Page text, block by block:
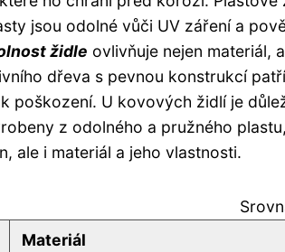
jsou odolné vůči UV záření a
židle ovlivňuje nejen materiál,
dřeva s pevnou konstrukcí
poškození. U kovových židlí je
z odolného a pružného
ale i materiál a jeho vlastnosti.
Materiál